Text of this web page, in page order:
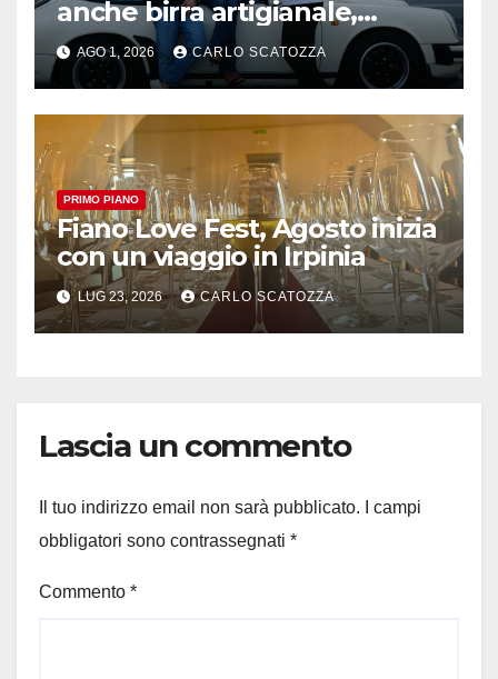
anche birra artigianale,
appuntamento ad Avellino
AGO 1, 2026 CARLO SCATOZZA
PRIMO PIANO
Fiano Love Fest, Agosto inizia
con un viaggio in Irpinia
LUG 23, 2026 CARLO SCATOZZA
Lascia un commento
Il tuo indirizzo email non sarà pubblicato.
I campi
obbligatori sono contrassegnati *
Commento *